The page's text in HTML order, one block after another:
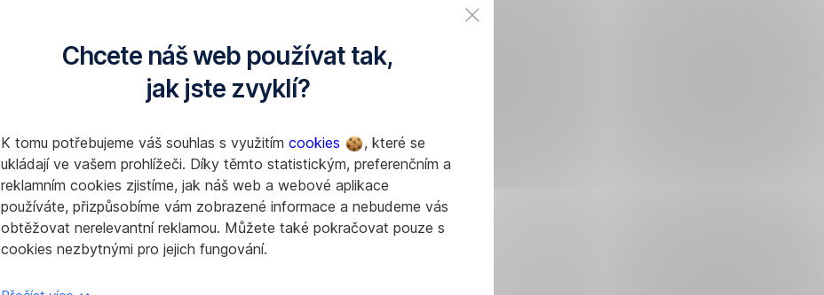
Chcete náš web používat tak,
jak jste zvyklí?
K tomu potřebujeme váš souhlas s využitím cookies
, které se
ukládají ve vašem prohlížeči. Díky těmto statistickým, preferenčním a
reklamním cookies zjistíme, jak náš web a webové aplikace
používáte, přizpůsobíme vám zobrazené informace a nebudeme vás
obtěžovat nerelevantní reklamou. Můžete také pokračovat pouze s
cookies nezbytnými pro jejich fungování.